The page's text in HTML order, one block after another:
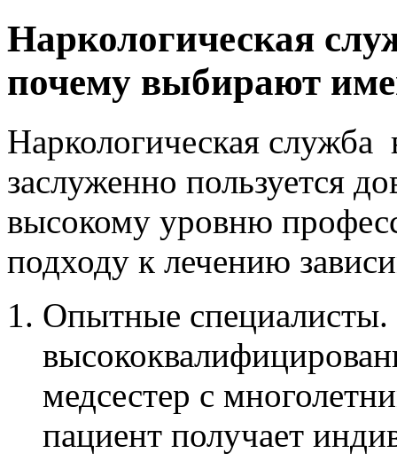
Наркологическая
почему выбирают
Наркологическая служба
заслуженно пользуется
высокому уровню
подходу к лечению
Опытные
медсестер с
пациент получает